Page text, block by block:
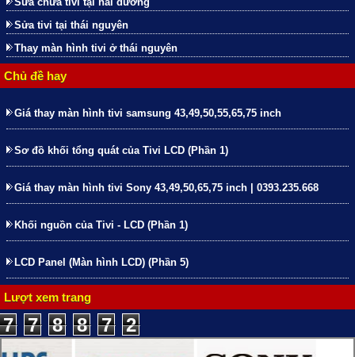
Sửa tivi tại thái nguyên
Thay màn hình tivi ở thái nguyên
Chủ đề hay
Giá thay màn hình tivi samsung 43,49,50,55,65,75 inch
Sơ đồ khối tổng quát của Tivi LCD (Phần 1)
Giá thay màn hình tivi Sony 43,49,50,65,75 inch | 0393.235.668
Khối nguồn của Tivi - LCD (Phần 1)
LCD Panel (Màn hình LCD) (Phần 5)
Lượt xem trang
7 7 8 8 7 2